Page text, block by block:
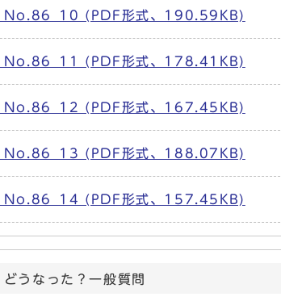
(PDF形式、190.59KB)
(PDF形式、178.41KB)
(PDF形式、167.45KB)
(PDF形式、188.07KB)
(PDF形式、157.45KB)
どうなった？一般質問